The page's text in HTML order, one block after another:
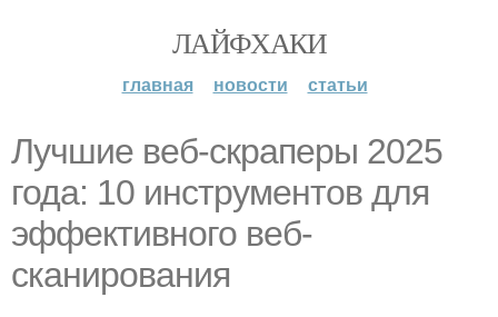
ЛАЙФХАКИ
главная новости статьи
Лучшие веб-скраперы 2025
года: 10 инструментов для
эффективного веб-
сканирования